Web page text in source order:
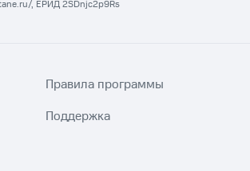
, ЕРИД 2SDnjc2p9Rs
Правила программы
Поддержка